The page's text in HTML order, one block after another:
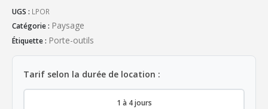
UGS : LPOR
Catégorie : Paysage
Étiquette : Porte-outils
Tarif selon la durée de location :
1 à 4 jours